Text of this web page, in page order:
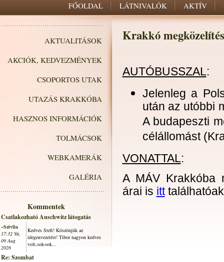
FŐOLDAL LÁTNIVALÓK AKTÍV
AKTUALITÁSOK
AKCIÓK, KEDVEZMÉNYEK
CSOPORTOS UTAK
UTAZÁS KRAKKÓBA
HASZNOS INFORMÁCIÓK
TOLMÁCSOK
WEBKAMERÁK
GALÉRIA
Kommentek
Csatlakozható Auschwitz látogatás
~Szivlia
17:32 Va,
09 Aug
2026
Kedves Stefi! Köszönjük az
idegenvezetést! Tibor nagyon kedves
volt,sok-sok...
Re: Szombat
Krakkó
AUTÓBUSSZAL:
Jelenleg a
után az utóbbi
A budapeszti
célállomást
VONATTAL:
A MÁV Krakkóba
árai is itt